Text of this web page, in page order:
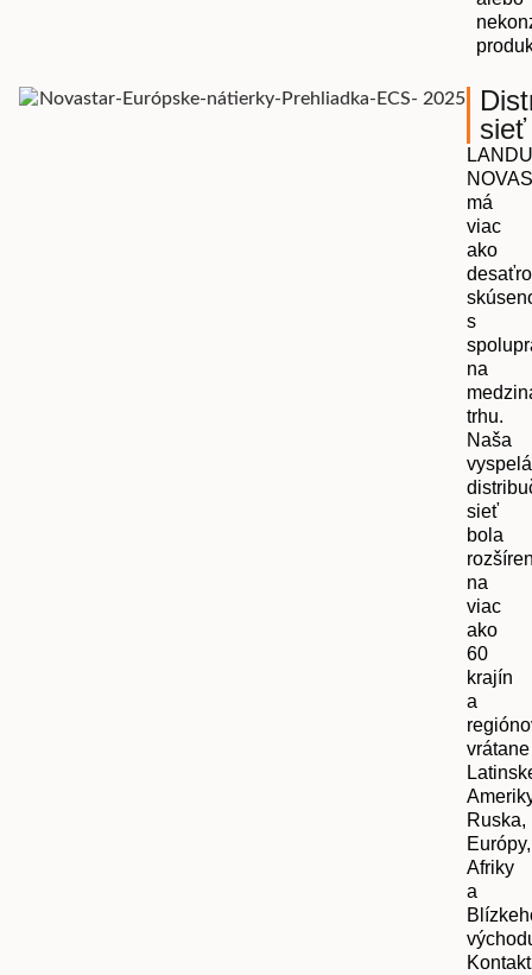
sieť
LANDU
má
viac
ako
s
na
trhu.
Naša
vyspelá
sieť
bola
na
viac
ako
60
krajín
a
vrátane
Ruska,
Európy,
Afriky
a